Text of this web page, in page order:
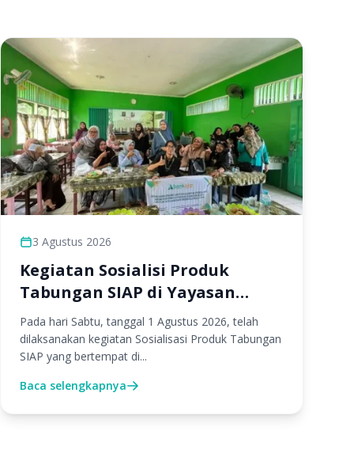
3 Agustus 2026
Kegiatan Sosialisi Produk
Tabungan SIAP di Yayasan
Subulussalam Samarinda
Pada hari Sabtu, tanggal 1 Agustus 2026, telah
dilaksanakan kegiatan Sosialisasi Produk Tabungan
SIAP yang bertempat di...
Baca selengkapnya